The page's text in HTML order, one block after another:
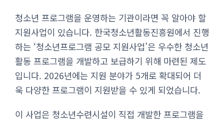
청소년 프로그램을 운영하는 기관이라면 꼭 알아야 할
지원사업이 있습니다. 한국청소년활동진흥원에서 진행
하는 ‘청소년프로그램 공모 지원사업’은 우수한 청소년
활동 프로그램을 개발하고 보급하기 위해 마련된 제도
입니다. 2026년에는 지원 분야가 5개로 확대되어 더
욱 다양한 프로그램이 지원받을 수 있게 되었습니다.
이 사업은 청소년수련시설이 직접 개발한 프로그램을